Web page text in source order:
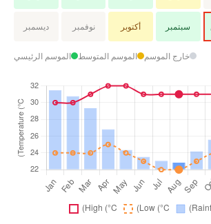
سبتمبر أكتوبر نوفمبر ديسمبر
الموسم الرئيسي الموسم المتوسط خارج الموسم